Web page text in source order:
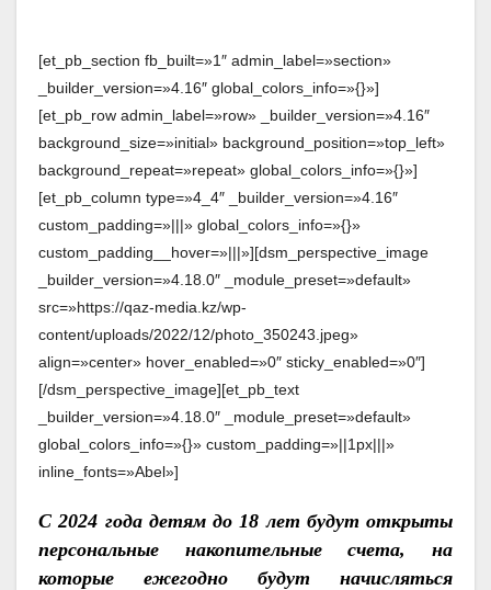
[et_pb_section fb_built=»1″ admin_label=»section»
_builder_version=»4.16″ global_colors_info=»{}»]
[et_pb_row admin_label=»row» _builder_version=»4.16″
background_size=»initial» background_position=»top_left»
background_repeat=»repeat» global_colors_info=»{}»]
[et_pb_column type=»4_4″ _builder_version=»4.16″
custom_padding=»|||» global_colors_info=»{}»
custom_padding__hover=»|||»][dsm_perspective_image
_builder_version=»4.18.0″ _module_preset=»default»
src=»https://qaz-media.kz/wp-
content/uploads/2022/12/photo_350243.jpeg»
align=»center» hover_enabled=»0″ sticky_enabled=»0″]
[/dsm_perspective_image][et_pb_text
_builder_version=»4.18.0″ _module_preset=»default»
global_colors_info=»{}» custom_padding=»||1px|||»
inline_fonts=»Abel»]
С 2024 года детям до 18 лет будут открыты
персональные накопительные счета, на
которые ежегодно будут начисляться